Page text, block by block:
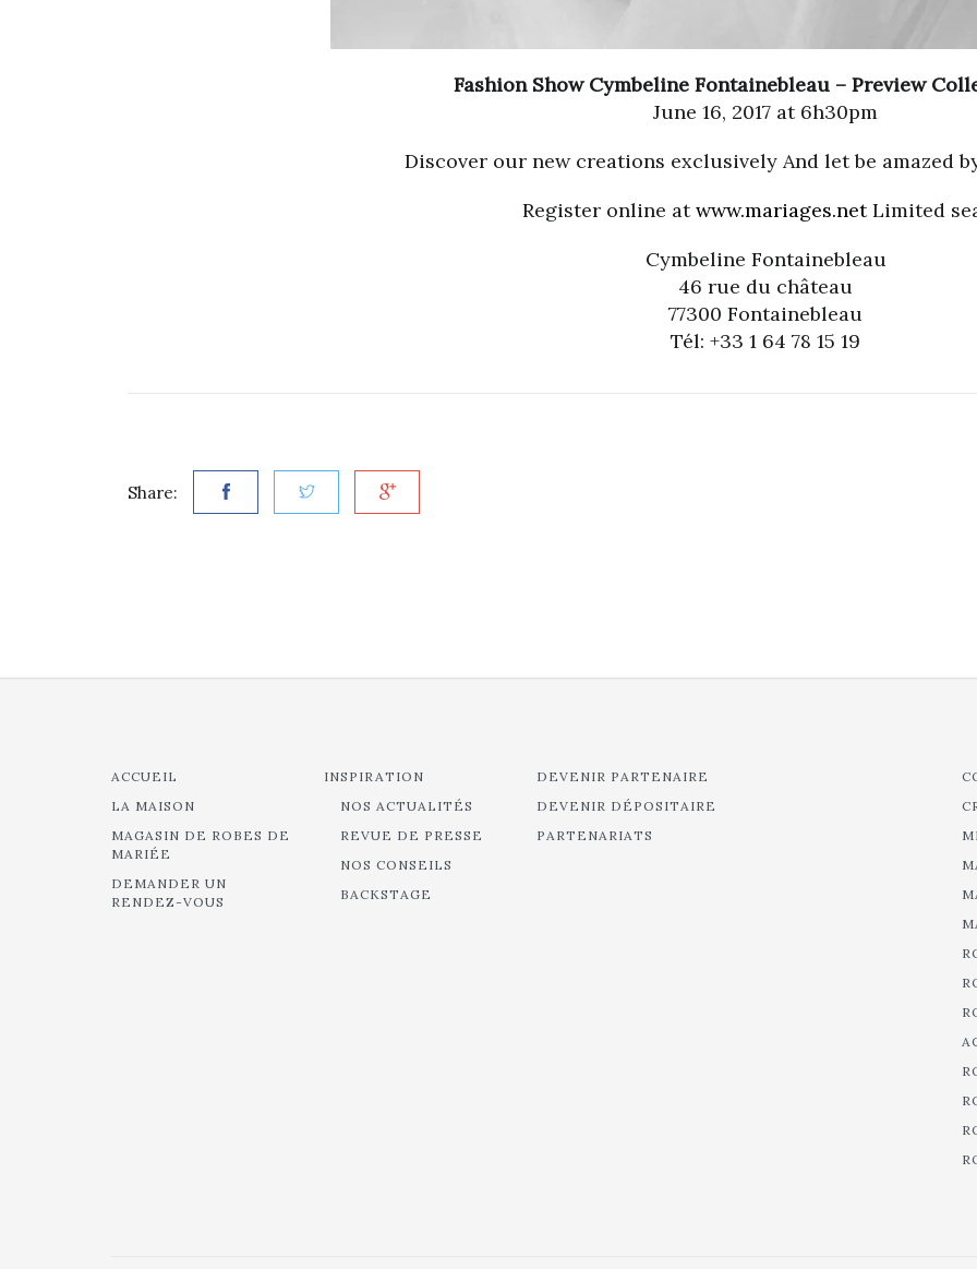
Fashion Show Cymbeline Fontainebleau – Preview
June 16, 2017 at 6h30pm
Discover our new creations exclusively And let be amazed
Register online atwww.mariages.netLimited
Cymbeline Fontainebleau
46 rue du château
77300 Fontainebleau
Tél: +33 1 64 78 15 19
Share:
ACCUEIL
LA MAISON
MAGASIN DE ROBES DE
MARIÉE
DEMANDER UN
RENDEZ-VOUS
INSPIRATION
NOS ACTUALITÉS
REVUE DE PRESSE
NOS CONSEILS
BACKSTAGE
DEVENIR PARTENAIRE
DEVENIR DÉPOSITAIRE
PARTENARIATS